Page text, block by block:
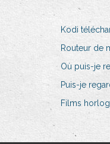
Kodi
Routeur de
Où puis-je
Puis-je
Films